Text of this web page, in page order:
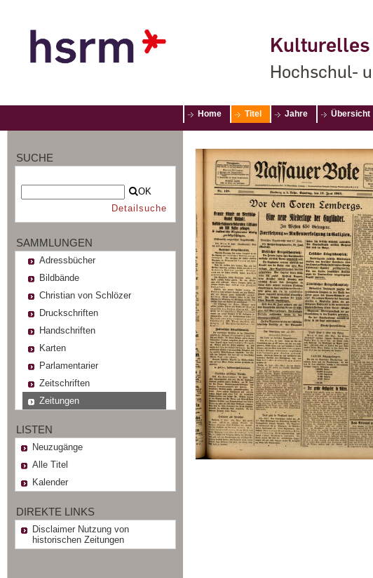
Hochschul-
Home Titel Jahre Übersicht
SUCHE
OK
Detailsuche
SAMMLUNGEN
Adressbücher
Bildbände
Christian von Schlözer
Druckschriften
Handschriften
Karten
Parlamentarier
Zeitschriften
Zeitungen
LISTEN
Neuzugänge
Alle Titel
Kalender
DIREKTE LINKS
Disclaimer Nutzung von
historischen Zeitungen